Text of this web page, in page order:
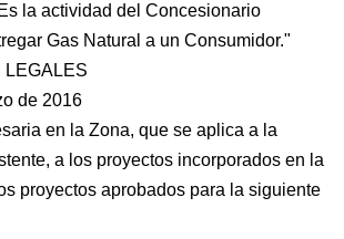
la actividad del Concesionario
Gas Natural a un Consumidor."
LEGALES
de 2016
en la Zona, que se aplica a la
a los proyectos incorporados en la
proyectos aprobados para la siguiente